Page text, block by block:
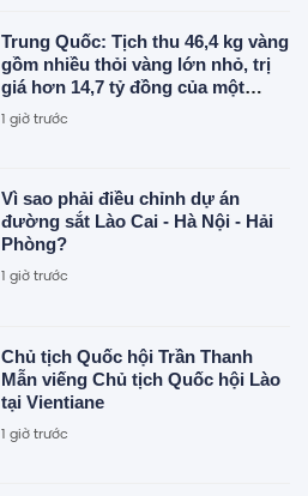
Trung Quốc: Tịch thu 46,4 kg vàng
gồm nhiều thỏi vàng lớn nhỏ, trị
giá hơn 14,7 tỷ đồng của một
doanh nhân
1 giờ trước
Vì sao phải điều chỉnh dự án
đường sắt Lào Cai - Hà Nội - Hải
Phòng?
1 giờ trước
Chủ tịch Quốc hội Trần Thanh
Mẫn viếng Chủ tịch Quốc hội Lào
tại Vientiane
1 giờ trước